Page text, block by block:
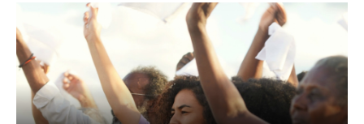
conteúdo